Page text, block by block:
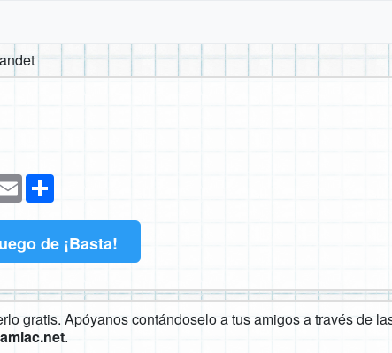
Email
de ¡Basta!
gratis. Apóyanos contándoselo a tus amigos a través de
.